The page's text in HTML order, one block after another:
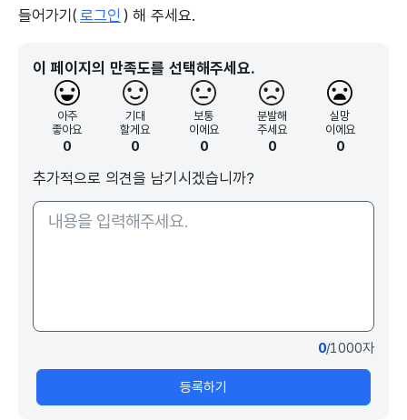
들어가기( 로그인 ) 해 주세요.
이 페이지의 만족도를 선택해주세요.
아주
좋아요
0
기대
할게요
0
보통
이에요
0
분발해
주세요
0
실망
이에요
0
추가적으로 의견을 남기시겠습니까?
0/1000자
등록하기